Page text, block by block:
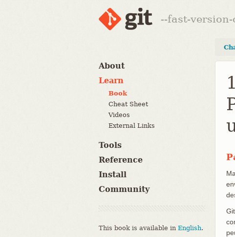
--fast-
About
Learn
Book
Cheat Sheet
Videos
External Links
Tools
Reference
Install
Community
This book is available in English.